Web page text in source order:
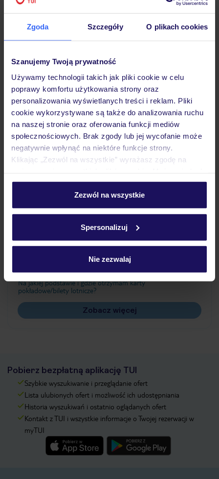
Zgoda Szczegóły O plikach cookies
Szanujemy Twoją prywatność
Używamy technologii takich jak pliki cookie w celu
poprawy komfortu użytkowania strony oraz
personalizowania wyświetlanych treści i reklam. Pliki
cookie wykorzystywane są także do analizowania ruchu
na naszej stronie oraz oferowania funkcji mediów
społecznościowych. Brak zgody lub jej wycofanie może
negatywnie wpłynąć na niektóre funkcje strony.
Klikając „Zezwól na wszystkie” wyrażasz zgodę na
personalizować swój wybór wchodząc w zakładkę
Szczegółowe informacje o plikach cookie znajdziesz
Zezwól na wszystkie
Spersonalizuj
Nie zezwalaj
Pokoje
Wyżywienie
Atrakcje
Ważne informacje
Często zadawane pytania
Jak zmienić uczestników/osobę zgłaszającą?
Czy w Hotelu będzie przedstawiciel TUI?
Na jakiej podstawie i gdzie otrzymam karty
pokładowe/bilety lotnicze?
Zobacz więcej
Pobierz bezpłatną aplikację TUI
Szybkie wyszukiwanie i przeglądanie ofert
Lista ulubionych ofert i możliwość ich udostępniania
Historia wyszukiwań i ostatnio oglądanych ofert
Kontakt z TUI i wszystkie informacje o Twojej rezerwacji w
myTUI